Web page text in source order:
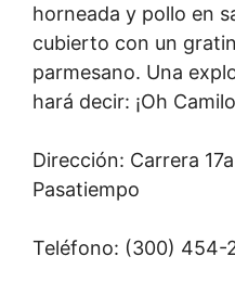
horneada y pollo en
cubierto con un
parmesano. Una
hará decir: ¡Oh
Dirección: Carrera
Pasatiempo
Teléfono: (300) 454-